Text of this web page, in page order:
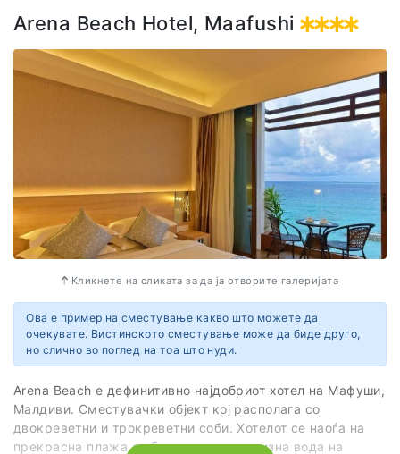
Arena Beach Hotel, Maafushi
Кликнете на сликата за да ја отворите галеријата
Ова е пример на сместување какво што можете да
очекувате. Вистинското сместување може да биде друго,
но слично во поглед на тоа што нуди.
Arena Beach е дефинитивно најдобриот хотел на Мафуши,
Малдиви. Сместувачки објект кој располага со
двокреветни и трокреветни соби. Хотелот се наоѓа на
прекрасна плажа со бел песок и тиркизна вода на